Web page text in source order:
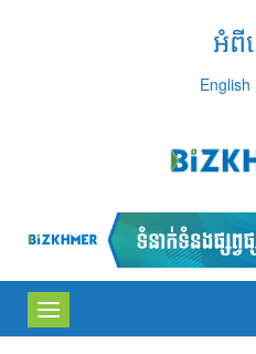
អំពី
English
Toggle
navigation